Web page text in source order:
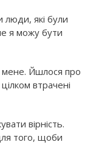
люди, які були
я можу бути
мене. Йшлося про
втрачені
вірність.
того, щоби